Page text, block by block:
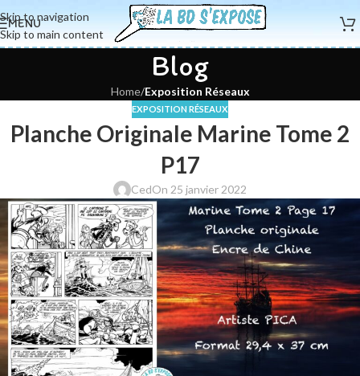
Skip to navigation
Skip to main content
MENU
Blog
Home/Exposition Réseaux
EXPOSITION RÉSEAUX
Planche Originale Marine Tome 2
P17
CedOn 25 janvier 2022